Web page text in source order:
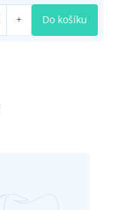
Do košíku